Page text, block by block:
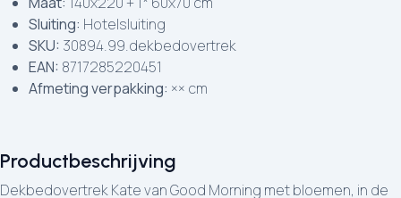
Productbeschrijving
Dekbedovertrek Kate van Good Morning met bloemen, in de
Sluiting: Hotelsluiting
SKU: 30894.99.dekbedovertrek
EAN: 8717285220451
Afmeting verpakking: ×× cm